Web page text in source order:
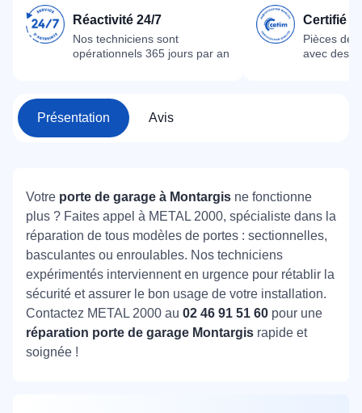
Réactivité 24/7
Nos techniciens sont
opérationnels 365 jours par an
Certifié
Pièces
avec des
Présentation Avis
Votre porte de garage à Montargis ne fonctionne
plus ? Faites appel à METAL 2000, spécialiste dans la
réparation de tous modèles de portes : sectionnelles,
basculantes ou enroulables. Nos techniciens
expérimentés interviennent en urgence pour rétablir la
sécurité et assurer le bon usage de votre installation.
Contactez METAL 2000 au 02 46 91 51 60 pour une
réparation porte de garage Montargis rapide et
soignée !